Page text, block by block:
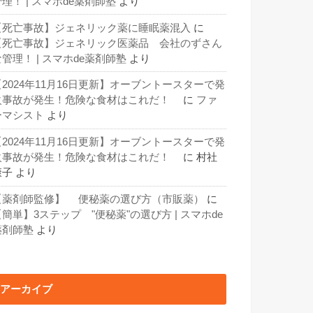
死亡事故】ジェネリック薬に睡眠薬混入 に
死亡事故】ジェネリック医薬品 会社のずさん
管理！ | スマホde薬剤師塾 より
2024年11月16日更新】オーブントースターで発
事故が発生！危険な食材はこれだ！
に ファ
シスト
より
2024年11月16日更新】オーブントースターで発
事故が発生！危険な食材はこれだ！
に 村社
子 より
薬剤師監修】 便秘薬の選び方（市販薬）
に
簡単】3ステップ "便秘薬"の選び方 | スマホde
剤師塾 より
アーカイブ